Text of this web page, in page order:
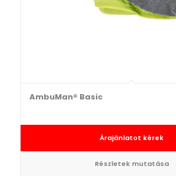
AmbuMan® Basic
Árajánlatot kérek
Részletek mutatása